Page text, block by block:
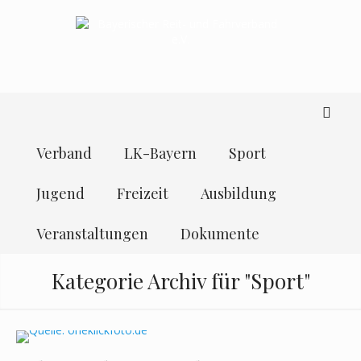
Verband LK-Bayern Sport
Jugend Freizeit Ausbildung
Veranstaltungen Dokumente
Kategorie Archiv für "Sport"